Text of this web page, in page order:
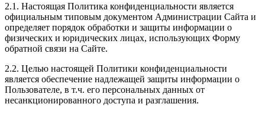
2.1. Настоящая Политика конфиденциальности является
официальным типовым документом Администрации Сайта и
определяет порядок обработки и защиты информации о
физических и юридических лицах, использующих Форму
обратной связи на Сайте.
2.2. Целью настоящей Политики конфиденциальности
является обеспечение надлежащей защиты информации о
Пользователе, в т.ч. его персональных данных от
несанкционированного доступа и разглашения.